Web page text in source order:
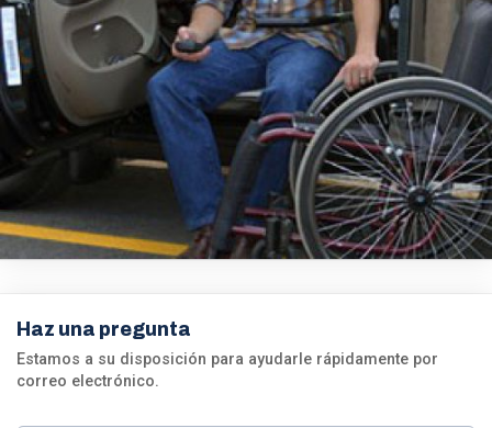
Haz una pregunta
Estamos a su disposición para ayudarle rápidamente por
correo electrónico.